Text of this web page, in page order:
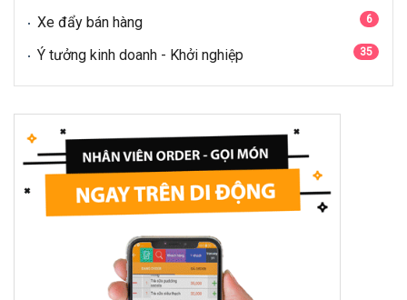
Xe đẩy bán hàng 6
Ý tưởng kinh doanh - Khởi nghiệp 35